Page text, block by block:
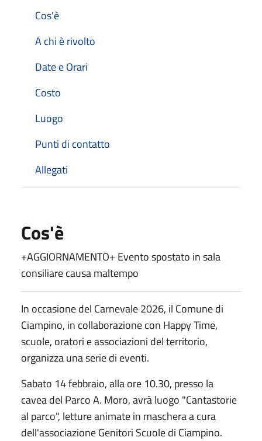
Cos'è
A chi è rivolto
Date e Orari
Costo
Luogo
Punti di contatto
Allegati
Cos'è
+AGGIORNAMENTO+ Evento spostato in sala
consiliare causa maltempo
In occasione del Carnevale 2026, il Comune di
Ciampino, in collaborazione con Happy Time,
scuole, oratori e associazioni del territorio,
organizza una serie di eventi.
Sabato 14 febbraio, alla ore 10.30, presso la
cavea del Parco A. Moro, avrà luogo "Cantastorie
al parco", letture animate in maschera a cura
dell'associazione Genitori Scuole di Ciampino.